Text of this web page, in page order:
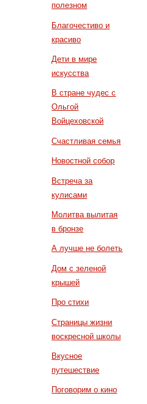
полезном
Благочестиво и
красиво
Дети в мире
искусства
В стране чудес с
Ольгой
Войцеховской
Счастливая семья
Новостной собор
Встреча за
кулисами
Молитва вылитая
в бронзе
А лучше не болеть
Дом с зеленой
крышей
Про стихи
Страницы жизни
воскресной школы
Вкусное
путешествие
Поговорим о кино